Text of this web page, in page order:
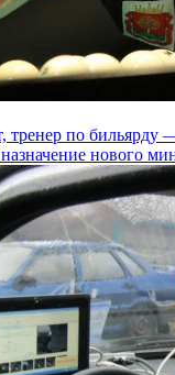
тренер по бильярду
нового